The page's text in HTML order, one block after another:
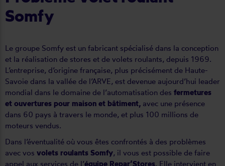
Somfy
Le groupe Somfy est un fabricant spécialisé dans la conception
et la réalisation de stores et de volets roulants, depuis 1969.
L’entreprise, d’origine française, plus précisément de Haute-
Savoie dans la vallée de l’ARVE, est devenue aujourd’hui leader
mondial dans le domaine de l’automatisation des fermetures
et ouvertures pour maison et bâtiment, avec une présence
dans 60 pays à travers le monde, et plus 100 millions de
moteurs vendus.
Dans l’éventualité où vous êtes confrontés à des problèmes
avec vos volets roulants Somfy, il vous est possible de faire
appel aux services de l’équipe Repar’Stores. Elle intervient en